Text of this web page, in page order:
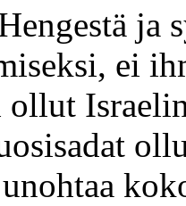
ja
ei
ollut